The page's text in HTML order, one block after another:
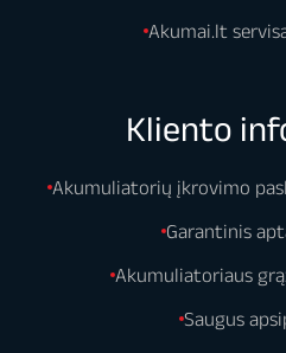
Akumai.lt
Kliento
Akumuliatorių įkrovimo
Garantinis
Akumuliatoriaus
Saugus